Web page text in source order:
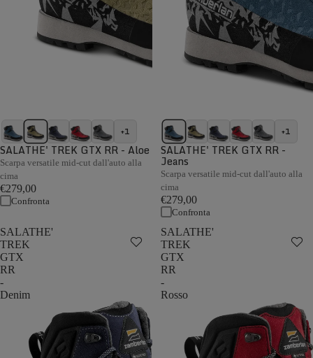
+1
SALATHE' TREK GTX RR - Aloe
Scarpa versatile mid-cut dall'auto alla
cima
€279,00
Confronta
+1
SALATHE' TREK GTX RR -
Jeans
Scarpa versatile mid-cut dall'auto alla
cima
€279,00
Confronta
SALATHE'
TREK
GTX
RR
-
Denim
SALATHE'
TREK
GTX
RR
-
Rosso